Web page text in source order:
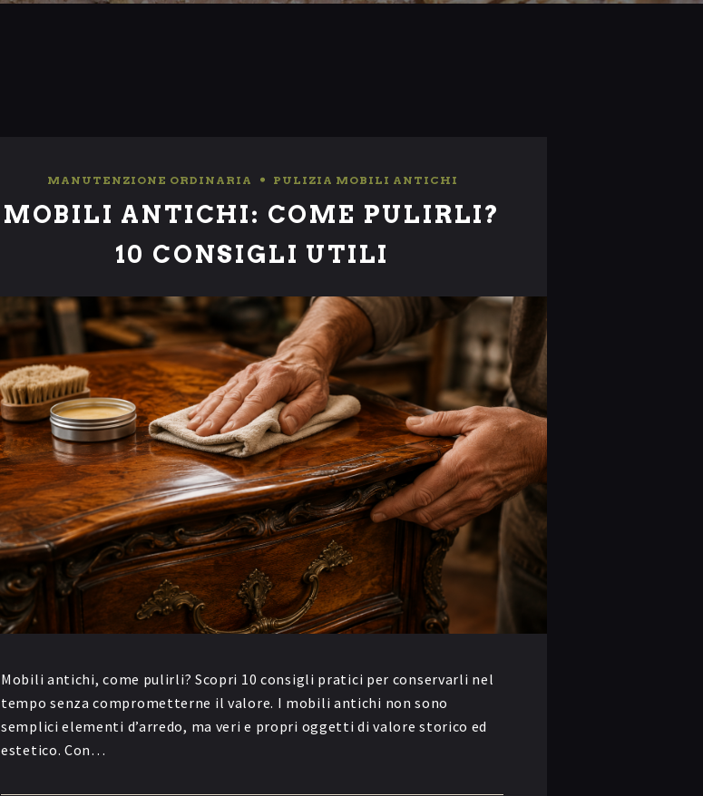
MANUTENZIONE ORDINARIA PULIZIA MOBILI ANTICHI
MOBILI ANTICHI: COME PULIRLI?
10 CONSIGLI UTILI
Mobili antichi, come pulirli? Scopri 10 consigli pratici per conservarli nel
tempo senza comprometterne il valore. I mobili antichi non sono
semplici elementi d’arredo, ma veri e propri oggetti di valore storico ed
estetico. Con…